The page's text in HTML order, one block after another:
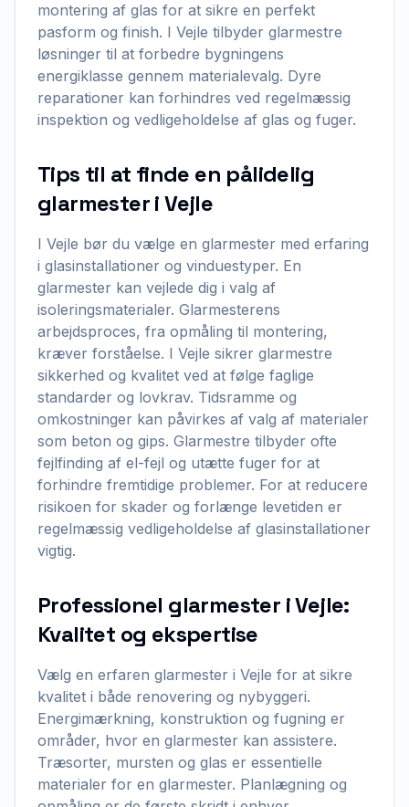
montering af glas for at sikre en perfekt
pasform og finish. I Vejle tilbyder glarmestre
løsninger til at forbedre bygningens
energiklasse gennem materialevalg. Dyre
reparationer kan forhindres ved regelmæssig
inspektion og vedligeholdelse af glas og fuger.
Tips til at finde en pålidelig
glarmester i Vejle
I Vejle bør du vælge en glarmester med erfaring
i glasinstallationer og vinduestyper. En
glarmester kan vejlede dig i valg af
isoleringsmaterialer. Glarmesterens
arbejdsproces, fra opmåling til montering,
kræver forståelse. I Vejle sikrer glarmestre
sikkerhed og kvalitet ved at følge faglige
standarder og lovkrav. Tidsramme og
omkostninger kan påvirkes af valg af materialer
som beton og gips. Glarmestre tilbyder ofte
fejlfinding af el-fejl og utætte fuger for at
forhindre fremtidige problemer. For at reducere
risikoen for skader og forlænge levetiden er
regelmæssig vedligeholdelse af glasinstallationer
vigtig.
Professionel glarmester i Vejle:
Kvalitet og ekspertise
Vælg en erfaren glarmester i Vejle for at sikre
kvalitet i både renovering og nybyggeri.
Energimærkning, konstruktion og fugning er
områder, hvor en glarmester kan assistere.
Træsorter, mursten og glas er essentielle
materialer for en glarmester. Planlægning og